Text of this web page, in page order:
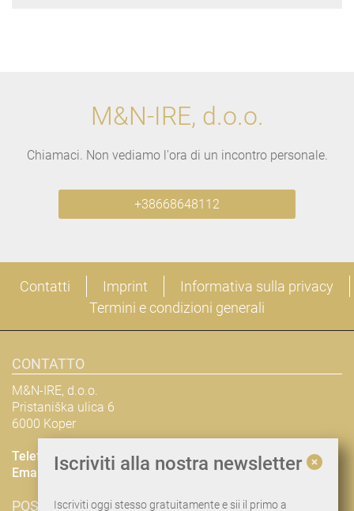
M&N-IRE, d.o.o.
Chiamaci. Non vediamo l'ora di un incontro personale.
+38668648112
Contatti Imprint
Informativa sulla privacy
Termini e condizioni generali
CONTATTO
M&N-IRE, d.o.o.
Pristaniška ulica 6
6000 Koper
Telefono
+38668648112
Email
nina@man-ire.com
POSIZIONE & PIANIFICAZIONE DEL PERCORSO
Iscriviti alla nostra newsletter
Iscriviti oggi stesso gratuitamente e sii il primo a